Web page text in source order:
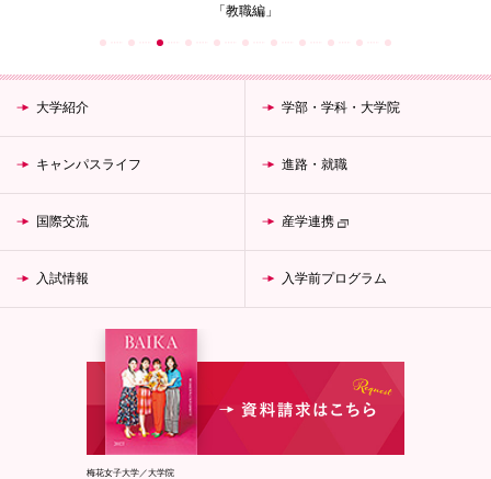
「教職編」
大学紹介 学部・学科・大学院
キャンパスライフ 進路・就職
国際交流 産学連携
入試情報 入学前プログラム
梅花女子大学／大学院